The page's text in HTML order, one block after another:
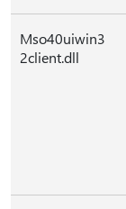
Mso40uiwin3
2client.dll